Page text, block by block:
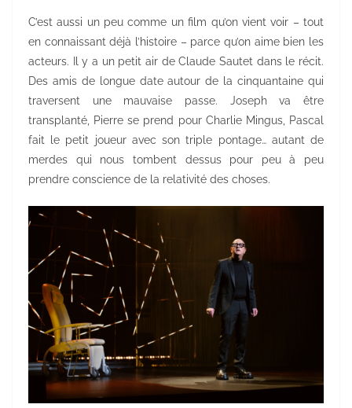
C’est aussi un peu comme un film qu’on vient voir – tout
en connaissant déjà l’histoire – parce qu’on aime bien les
acteurs. Il y a un petit air de Claude Sautet dans le récit.
Des amis de longue date autour de la cinquantaine qui
traversent une mauvaise passe. Joseph va être
transplanté, Pierre se prend pour Charlie Mingus, Pascal
fait le petit joueur avec son triple pontage… autant de
merdes qui nous tombent dessus pour peu à peu
prendre conscience de la relativité des choses.